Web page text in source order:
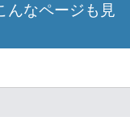
んなページも見